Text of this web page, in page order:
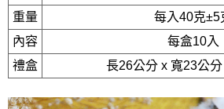
重量
每入40克±5
內容
每盒10入
禮盒
長26公分 x 寬23公